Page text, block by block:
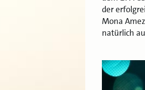
der
Mona
natürlich